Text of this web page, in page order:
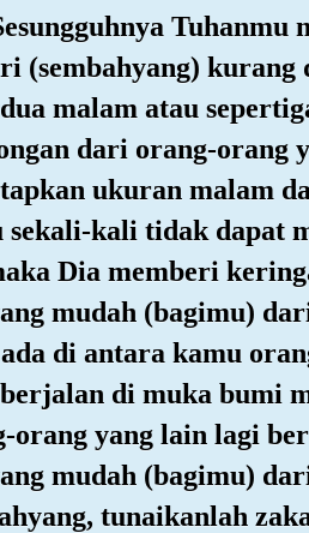
Tuhanmu
(sembahyang)
malam atau
dari orang-orang
ukuran malam
sekali-kali tidak dapat
Dia memberi
mudah (bagimu)
di antara kamu
di muka bumi
orang yang lain lagi
mudah (bagimu)
tunaikanlah